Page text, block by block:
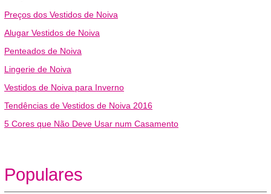
Preços dos Vestidos de Noiva
Alugar Vestidos de Noiva
Penteados de Noiva
Lingerie de Noiva
Vestidos de Noiva para Inverno
Tendências de Vestidos de Noiva 2016
5 Cores que Não Deve Usar num Casamento
Populares